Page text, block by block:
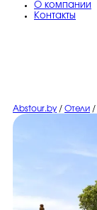
O компании
Контакты
Abstour.by / Отели /